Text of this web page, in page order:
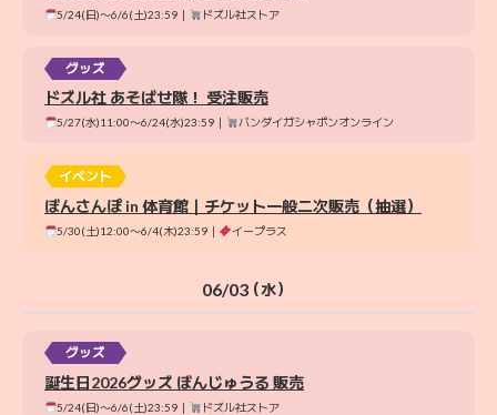
5/24(日)〜6/6(土)23:59｜ ドズル社ストア
グッズ
ドズル社 あそばせ隊！ 受注販売
5/27(水)11:00〜6/24(水)23:59｜ バンダイガシャポンオンライン
イベント
ぼんさんぽ in 体育館｜チケット一般二次販売（抽選）
5/30(土)12:00〜6/4(木)23:59｜ イープラス
06/03（水）
グッズ
誕生日2026グッズ ぼんじゅうる 販売
5/24(日)〜6/6(土)23:59｜ ドズル社ストア